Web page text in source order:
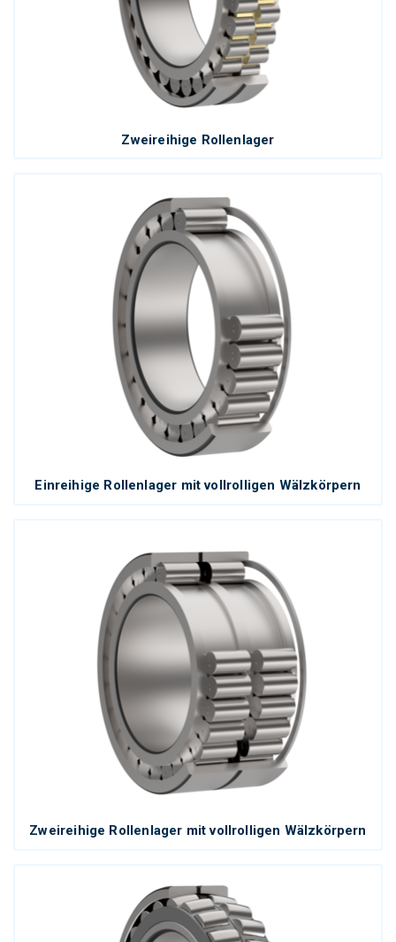
Zweireihige Rollenlager
Einreihige Rollenlager mit vollrolligen Wälzkörpern
Zweireihige Rollenlager mit vollrolligen Wälzkörpern